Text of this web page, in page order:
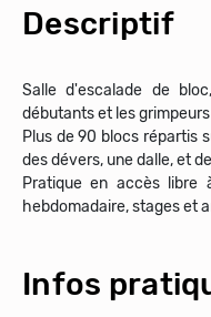
Descriptif
Salle d'escalade de
débutants et les
Plus de 90 blocs répartis
des dévers, une dalle, et
Pratique en accès libre
hebdomadaire, stages et
Infos